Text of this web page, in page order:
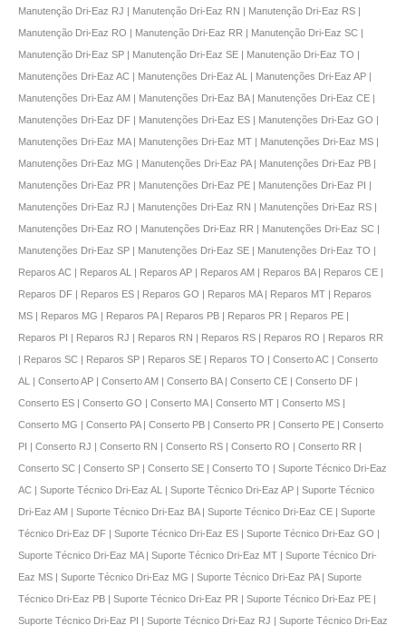
Manutenção Dri-Eaz RJ | Manutenção Dri-Eaz RN | Manutenção Dri-Eaz RS |
Manutenção Dri-Eaz RO | Manutenção Dri-Eaz RR | Manutenção Dri-Eaz SC |
Manutenção Dri-Eaz SP | Manutenção Dri-Eaz SE | Manutenção Dri-Eaz TO |
Manutenções Dri-Eaz AC | Manutenções Dri-Eaz AL | Manutenções Dri-Eaz AP |
Manutenções Dri-Eaz AM | Manutenções Dri-Eaz BA | Manutenções Dri-Eaz CE |
Manutenções Dri-Eaz DF | Manutenções Dri-Eaz ES | Manutenções Dri-Eaz GO |
Manutenções Dri-Eaz MA | Manutenções Dri-Eaz MT | Manutenções Dri-Eaz MS |
Manutenções Dri-Eaz MG | Manutenções Dri-Eaz PA | Manutenções Dri-Eaz PB |
Manutenções Dri-Eaz PR | Manutenções Dri-Eaz PE | Manutenções Dri-Eaz PI |
Manutenções Dri-Eaz RJ | Manutenções Dri-Eaz RN | Manutenções Dri-Eaz RS |
Manutenções Dri-Eaz RO | Manutenções Dri-Eaz RR | Manutenções Dri-Eaz SC |
Manutenções Dri-Eaz SP | Manutenções Dri-Eaz SE | Manutenções Dri-Eaz TO |
Reparos AC | Reparos AL | Reparos AP | Reparos AM | Reparos BA | Reparos CE |
Reparos DF | Reparos ES | Reparos GO | Reparos MA | Reparos MT | Reparos
MS | Reparos MG | Reparos PA | Reparos PB | Reparos PR | Reparos PE |
Reparos PI | Reparos RJ | Reparos RN | Reparos RS | Reparos RO | Reparos RR
| Reparos SC | Reparos SP | Reparos SE | Reparos TO | Conserto AC | Conserto
AL | Conserto AP | Conserto AM | Conserto BA | Conserto CE | Conserto DF |
Conserto ES | Conserto GO | Conserto MA | Conserto MT | Conserto MS |
Conserto MG | Conserto PA | Conserto PB | Conserto PR | Conserto PE | Conserto
PI | Conserto RJ | Conserto RN | Conserto RS | Conserto RO | Conserto RR |
Conserto SC | Conserto SP | Conserto SE | Conserto TO | Suporte Técnico Dri-Eaz
AC | Suporte Técnico Dri-Eaz AL | Suporte Técnico Dri-Eaz AP | Suporte Técnico
Dri-Eaz AM | Suporte Técnico Dri-Eaz BA | Suporte Técnico Dri-Eaz CE | Suporte
Técnico Dri-Eaz DF | Suporte Técnico Dri-Eaz ES | Suporte Técnico Dri-Eaz GO |
Suporte Técnico Dri-Eaz MA | Suporte Técnico Dri-Eaz MT | Suporte Técnico Dri-
Eaz MS | Suporte Técnico Dri-Eaz MG | Suporte Técnico Dri-Eaz PA | Suporte
Técnico Dri-Eaz PB | Suporte Técnico Dri-Eaz PR | Suporte Técnico Dri-Eaz PE |
Suporte Técnico Dri-Eaz PI | Suporte Técnico Dri-Eaz RJ | Suporte Técnico Dri-Eaz